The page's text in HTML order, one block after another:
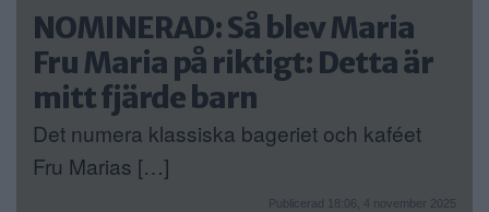
NOMINERAD: Så blev Maria
Fru Maria på riktigt: Detta är
mitt fjärde barn
Det numera klassiska bageriet och kaféet
Fru Marias […]
Publicerad 18:06, 4 november 2025